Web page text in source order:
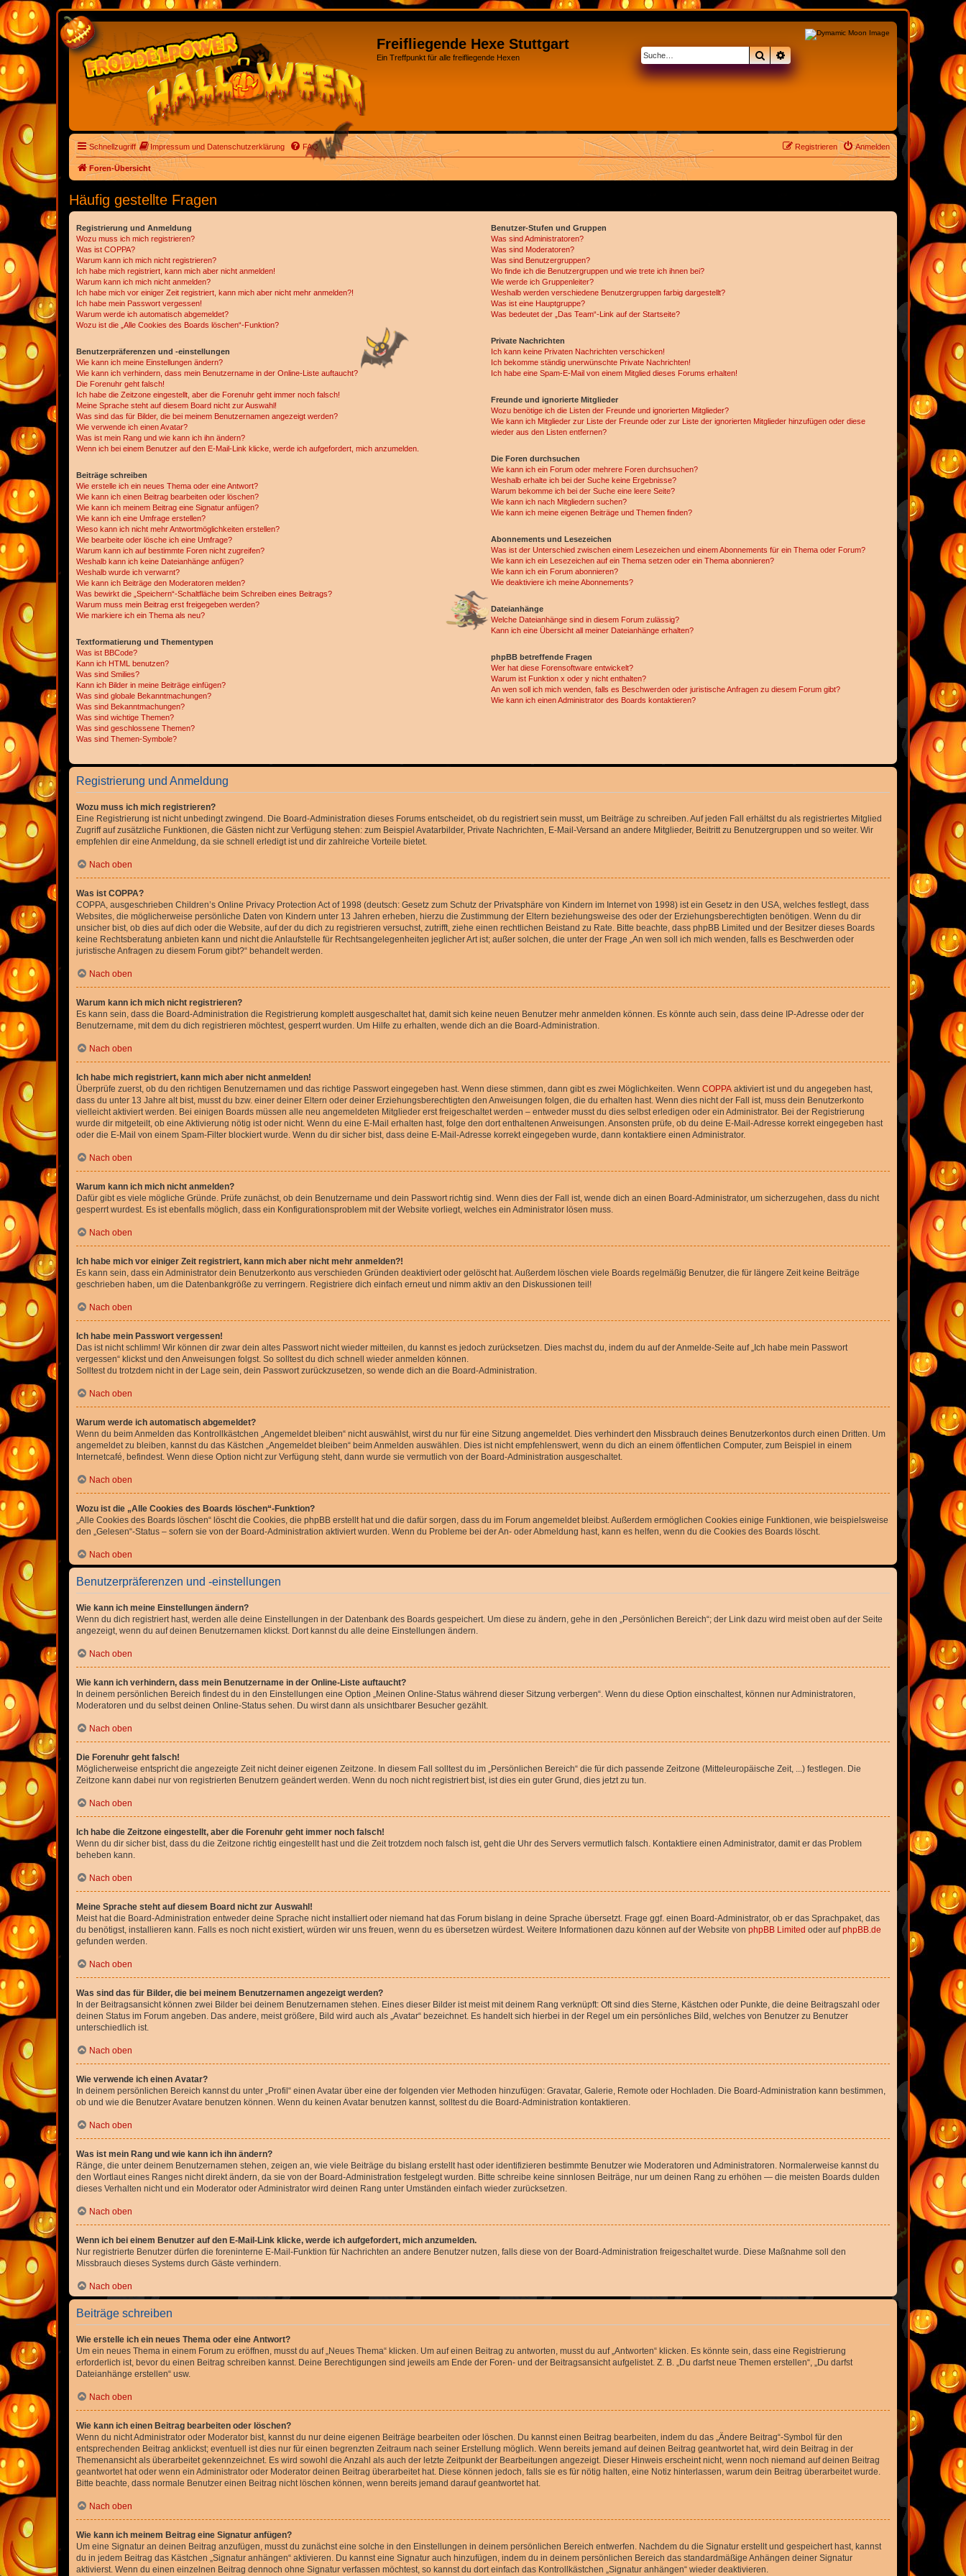
Freifliegende Hexe Stuttgart
Ein Treffpunkt für alle freifliegende Hexen SucheErweiterte Suche
Schnellzugriff Impressum und Datenschutzerklärung FAQ Anmelden
Registrieren
Foren-Übersicht
Häufig gestellte Fragen
Registrierung und Anmeldung
Wozu muss ich mich registrieren?
Was ist COPPA?
Warum kann ich mich nicht registrieren?
Ich habe mich registriert, kann mich aber nicht anmelden!
Warum kann ich mich nicht anmelden?
Ich habe mich vor einiger Zeit registriert, kann mich aber nicht mehr anmelden?!
Ich habe mein Passwort vergessen!
Warum werde ich automatisch abgemeldet?
Wozu ist die „Alle Cookies des Boards löschen“-Funktion?
Benutzerpräferenzen und -einstellungen
Wie kann ich meine Einstellungen ändern?
Wie kann ich verhindern, dass mein Benutzername in der Online-Liste auftaucht?
Die Forenuhr geht falsch!
Ich habe die Zeitzone eingestellt, aber die Forenuhr geht immer noch falsch!
Meine Sprache steht auf diesem Board nicht zur Auswahl!
Was sind das für Bilder, die bei meinem Benutzernamen angezeigt werden?
Wie verwende ich einen Avatar?
Was ist mein Rang und wie kann ich ihn ändern?
Wenn ich bei einem Benutzer auf den E-Mail-Link klicke, werde ich aufgefordert, mich anzumelden.
Beiträge schreiben
Wie erstelle ich ein neues Thema oder eine Antwort?
Wie kann ich einen Beitrag bearbeiten oder löschen?
Wie kann ich meinem Beitrag eine Signatur anfügen?
Wie kann ich eine Umfrage erstellen?
Wieso kann ich nicht mehr Antwortmöglichkeiten erstellen?
Wie bearbeite oder lösche ich eine Umfrage?
Warum kann ich auf bestimmte Foren nicht zugreifen?
Weshalb kann ich keine Dateianhänge anfügen?
Weshalb wurde ich verwarnt?
Wie kann ich Beiträge den Moderatoren melden?
Was bewirkt die „Speichern“-Schaltfläche beim Schreiben eines Beitrags?
Warum muss mein Beitrag erst freigegeben werden?
Wie markiere ich ein Thema als neu?
Textformatierung und Thementypen
Was ist BBCode?
Kann ich HTML benutzen?
Was sind Smilies?
Kann ich Bilder in meine Beiträge einfügen?
Was sind globale Bekanntmachungen?
Was sind Bekanntmachungen?
Was sind wichtige Themen?
Was sind geschlossene Themen?
Was sind Themen-Symbole?
Benutzer-Stufen und Gruppen
Was sind Administratoren?
Was sind Moderatoren?
Was sind Benutzergruppen?
Wo finde ich die Benutzergruppen und wie trete ich ihnen bei?
Wie werde ich Gruppenleiter?
Weshalb werden verschiedene Benutzergruppen farbig dargestellt?
Was ist eine Hauptgruppe?
Was bedeutet der „Das Team“-Link auf der Startseite?
Private Nachrichten
Ich kann keine Privaten Nachrichten verschicken!
Ich bekomme ständig unerwünschte Private Nachrichten!
Ich habe eine Spam-E-Mail von einem Mitglied dieses Forums erhalten!
Freunde und ignorierte Mitglieder
Wozu benötige ich die Listen der Freunde und ignorierten Mitglieder?
Wie kann ich Mitglieder zur Liste der Freunde oder zur Liste der ignorierten Mitglieder hinzufügen oder diese
wieder aus den Listen entfernen?
Die Foren durchsuchen
Wie kann ich ein Forum oder mehrere Foren durchsuchen?
Weshalb erhalte ich bei der Suche keine Ergebnisse?
Warum bekomme ich bei der Suche eine leere Seite?
Wie kann ich nach Mitgliedern suchen?
Wie kann ich meine eigenen Beiträge und Themen finden?
Abonnements und Lesezeichen
Was ist der Unterschied zwischen einem Lesezeichen und einem Abonnements für ein Thema oder Forum?
Wie kann ich ein Lesezeichen auf ein Thema setzen oder ein Thema abonnieren?
Wie kann ich ein Forum abonnieren?
Wie deaktiviere ich meine Abonnements?
Dateianhänge
Welche Dateianhänge sind in diesem Forum zulässig?
Kann ich eine Übersicht all meiner Dateianhänge erhalten?
phpBB betreffende Fragen
Wer hat diese Forensoftware entwickelt?
Warum ist Funktion x oder y nicht enthalten?
An wen soll ich mich wenden, falls es Beschwerden oder juristische Anfragen zu diesem Forum gibt?
Wie kann ich einen Administrator des Boards kontaktieren?
Registrierung und Anmeldung
Wozu muss ich mich registrieren?
Eine Registrierung ist nicht unbedingt zwingend. Die Board-Administration dieses Forums entscheidet, ob du registriert sein musst, um Beiträge zu schreiben. Auf jeden Fall erhältst du als registriertes Mitglied
Zugriff auf zusätzliche Funktionen, die Gästen nicht zur Verfügung stehen: zum Beispiel Avatarbilder, Private Nachrichten, E-Mail-Versand an andere Mitglieder, Beitritt zu Benutzergruppen und so weiter. Wir
empfehlen dir eine Anmeldung, da sie schnell erledigt ist und dir zahlreiche Vorteile bietet.
Nach oben
Was ist COPPA?
COPPA, ausgeschrieben Children’s Online Privacy Protection Act of 1998 (deutsch: Gesetz zum Schutz der Privatsphäre von Kindern im Internet von 1998) ist ein Gesetz in den USA, welches festlegt, dass
Websites, die möglicherweise persönliche Daten von Kindern unter 13 Jahren erheben, hierzu die Zustimmung der Eltern beziehungsweise des oder der Erziehungsberechtigten benötigen. Wenn du dir
unsicher bist, ob dies auf dich oder die Website, auf der du dich zu registrieren versuchst, zutrifft, ziehe einen rechtlichen Beistand zu Rate. Bitte beachte, dass phpBB Limited und der Besitzer dieses Boards
keine Rechtsberatung anbieten kann und nicht die Anlaufstelle für Rechtsangelegenheiten jeglicher Art ist; außer solchen, die unter der Frage „An wen soll ich mich wenden, falls es Beschwerden oder
juristische Anfragen zu diesem Forum gibt?“ behandelt werden.
Nach oben
Warum kann ich mich nicht registrieren?
Es kann sein, dass die Board-Administration die Registrierung komplett ausgeschaltet hat, damit sich keine neuen Benutzer mehr anmelden können. Es könnte auch sein, dass deine IP-Adresse oder der
Benutzername, mit dem du dich registrieren möchtest, gesperrt wurden. Um Hilfe zu erhalten, wende dich an die Board-Administration.
Nach oben
Ich habe mich registriert, kann mich aber nicht anmelden!
Überprüfe zuerst, ob du den richtigen Benutzernamen und das richtige Passwort eingegeben hast. Wenn diese stimmen, dann gibt es zwei Möglichkeiten. Wenn COPPA aktiviert ist und du angegeben hast,
dass du unter 13 Jahre alt bist, musst du bzw. einer deiner Eltern oder deiner Erziehungsberechtigten den Anweisungen folgen, die du erhalten hast. Wenn dies nicht der Fall ist, muss dein Benutzerkonto
vielleicht aktiviert werden. Bei einigen Boards müssen alle neu angemeldeten Mitglieder erst freigeschaltet werden – entweder musst du dies selbst erledigen oder ein Administrator. Bei der Registrierung
wurde dir mitgeteilt, ob eine Aktivierung nötig ist oder nicht. Wenn du eine E-Mail erhalten hast, folge den dort enthaltenen Anweisungen. Ansonsten prüfe, ob du deine E-Mail-Adresse korrekt eingegeben hast
oder die E-Mail von einem Spam-Filter blockiert wurde. Wenn du dir sicher bist, dass deine E-Mail-Adresse korrekt eingegeben wurde, dann kontaktiere einen Administrator.
Nach oben
Warum kann ich mich nicht anmelden?
Dafür gibt es viele mögliche Gründe. Prüfe zunächst, ob dein Benutzername und dein Passwort richtig sind. Wenn dies der Fall ist, wende dich an einen Board-Administrator, um sicherzugehen, dass du nicht
gesperrt wurdest. Es ist ebenfalls möglich, dass ein Konfigurationsproblem mit der Website vorliegt, welches ein Administrator lösen muss.
Nach oben
Ich habe mich vor einiger Zeit registriert, kann mich aber nicht mehr anmelden?!
Es kann sein, dass ein Administrator dein Benutzerkonto aus verschieden Gründen deaktiviert oder gelöscht hat. Außerdem löschen viele Boards regelmäßig Benutzer, die für längere Zeit keine Beiträge
geschrieben haben, um die Datenbankgröße zu verringern. Registriere dich einfach erneut und nimm aktiv an den Diskussionen teil!
Nach oben
Ich habe mein Passwort vergessen!
Das ist nicht schlimm! Wir können dir zwar dein altes Passwort nicht wieder mitteilen, du kannst es jedoch zurücksetzen. Dies machst du, indem du auf der Anmelde-Seite auf „Ich habe mein Passwort
vergessen“ klickst und den Anweisungen folgst. So solltest du dich schnell wieder anmelden können.
Solltest du trotzdem nicht in der Lage sein, dein Passwort zurückzusetzen, so wende dich an die Board-Administration.
Nach oben
Warum werde ich automatisch abgemeldet?
Wenn du beim Anmelden das Kontrollkästchen „Angemeldet bleiben“ nicht auswählst, wirst du nur für eine Sitzung angemeldet. Dies verhindert den Missbrauch deines Benutzerkontos durch einen Dritten. Um
angemeldet zu bleiben, kannst du das Kästchen „Angemeldet bleiben“ beim Anmelden auswählen. Dies ist nicht empfehlenswert, wenn du dich an einem öffentlichen Computer, zum Beispiel in einem
Internetcafé, befindest. Wenn diese Option nicht zur Verfügung steht, dann wurde sie vermutlich von der Board-Administration ausgeschaltet.
Nach oben
Wozu ist die „Alle Cookies des Boards löschen“-Funktion?
„Alle Cookies des Boards löschen“ löscht die Cookies, die phpBB erstellt hat und die dafür sorgen, dass du im Forum angemeldet bleibst. Außerdem ermöglichen Cookies einige Funktionen, wie beispielsweise
den „Gelesen“-Status – sofern sie von der Board-Administration aktiviert wurden. Wenn du Probleme bei der An- oder Abmeldung hast, kann es helfen, wenn du die Cookies des Boards löscht.
Nach oben
Benutzerpräferenzen und -einstellungen
Wie kann ich meine Einstellungen ändern?
Wenn du dich registriert hast, werden alle deine Einstellungen in der Datenbank des Boards gespeichert. Um diese zu ändern, gehe in den „Persönlichen Bereich“; der Link dazu wird meist oben auf der Seite
angezeigt, wenn du auf deinen Benutzernamen klickst. Dort kannst du alle deine Einstellungen ändern.
Nach oben
Wie kann ich verhindern, dass mein Benutzername in der Online-Liste auftaucht?
In deinem persönlichen Bereich findest du in den Einstellungen eine Option „Meinen Online-Status während dieser Sitzung verbergen“. Wenn du diese Option einschaltest, können nur Administratoren,
Moderatoren und du selbst deinen Online-Status sehen. Du wirst dann als unsichtbarer Besucher gezählt.
Nach oben
Die Forenuhr geht falsch!
Möglicherweise entspricht die angezeigte Zeit nicht deiner eigenen Zeitzone. In diesem Fall solltest du im „Persönlichen Bereich“ die für dich passende Zeitzone (Mitteleuropäische Zeit, ...) festlegen. Die
Zeitzone kann dabei nur von registrierten Benutzern geändert werden. Wenn du noch nicht registriert bist, ist dies ein guter Grund, dies jetzt zu tun.
Nach oben
Ich habe die Zeitzone eingestellt, aber die Forenuhr geht immer noch falsch!
Wenn du dir sicher bist, dass du die Zeitzone richtig eingestellt hast und die Zeit trotzdem noch falsch ist, geht die Uhr des Servers vermutlich falsch. Kontaktiere einen Administrator, damit er das Problem
beheben kann.
Nach oben
Meine Sprache steht auf diesem Board nicht zur Auswahl!
Meist hat die Board-Administration entweder deine Sprache nicht installiert oder niemand hat das Forum bislang in deine Sprache übersetzt. Frage ggf. einen Board-Administrator, ob er das Sprachpaket, das
du benötigst, installieren kann. Falls es noch nicht existiert, würden wir uns freuen, wenn du es übersetzen würdest. Weitere Informationen dazu können auf der Website von phpBB Limited oder aufphpBB.de
gefunden werden.
Nach oben
Was sind das für Bilder, die bei meinem Benutzernamen angezeigt werden?
In der Beitragsansicht können zwei Bilder bei deinem Benutzernamen stehen. Eines dieser Bilder ist meist mit deinem Rang verknüpft: Oft sind dies Sterne, Kästchen oder Punkte, die deine Beitragszahl oder
deinen Status im Forum angeben. Das andere, meist größere, Bild wird auch als „Avatar“ bezeichnet. Es handelt sich hierbei in der Regel um ein persönliches Bild, welches von Benutzer zu Benutzer
unterschiedlich ist.
Nach oben
Wie verwende ich einen Avatar?
In deinem persönlichen Bereich kannst du unter „Profil“ einen Avatar über eine der folgenden vier Methoden hinzufügen: Gravatar, Galerie, Remote oder Hochladen. Die Board-Administration kann bestimmen,
ob und wie die Benutzer Avatare benutzen können. Wenn du keinen Avatar benutzen kannst, solltest du die Board-Administration kontaktieren.
Nach oben
Was ist mein Rang und wie kann ich ihn ändern?
Ränge, die unter deinem Benutzernamen stehen, zeigen an, wie viele Beiträge du bislang erstellt hast oder identifizieren bestimmte Benutzer wie Moderatoren und Administratoren. Normalerweise kannst du
den Wortlaut eines Ranges nicht direkt ändern, da sie von der Board-Administration festgelegt wurden. Bitte schreibe keine sinnlosen Beiträge, nur um deinen Rang zu erhöhen — die meisten Boards dulden
dieses Verhalten nicht und ein Moderator oder Administrator wird deinen Rang unter Umständen einfach wieder zurücksetzen.
Nach oben
Wenn ich bei einem Benutzer auf den E-Mail-Link klicke, werde ich aufgefordert, mich anzumelden.
Nur registrierte Benutzer dürfen die foreninterne E-Mail-Funktion für Nachrichten an andere Benutzer nutzen, falls diese von der Board-Administration freigeschaltet wurde. Diese Maßnahme soll den
Missbrauch dieses Systems durch Gäste verhindern.
Nach oben
Beiträge schreiben
Wie erstelle ich ein neues Thema oder eine Antwort?
Um ein neues Thema in einem Forum zu eröffnen, musst du auf „Neues Thema“ klicken. Um auf einen Beitrag zu antworten, musst du auf „Antworten“ klicken. Es könnte sein, dass eine Registrierung
erforderlich ist, bevor du einen Beitrag schreiben kannst. Deine Berechtigungen sind jeweils am Ende der Foren- und der Beitragsansicht aufgelistet. Z. B. „Du darfst neue Themen erstellen“, „Du darfst
Dateianhänge erstellen“ usw.
Nach oben
Wie kann ich einen Beitrag bearbeiten oder löschen?
Wenn du nicht Administrator oder Moderator bist, kannst du nur deine eigenen Beiträge bearbeiten oder löschen. Du kannst einen Beitrag bearbeiten, indem du das „Ändere Beitrag“-Symbol für den
entsprechenden Beitrag anklickst; eventuell ist dies nur für einen begrenzten Zeitraum nach seiner Erstellung möglich. Wenn bereits jemand auf deinen Beitrag geantwortet hat, wird dein Beitrag in der
Themenansicht als überarbeitet gekennzeichnet. Es wird sowohl die Anzahl als auch der letzte Zeitpunkt der Bearbeitungen angezeigt. Dieser Hinweis erscheint nicht, wenn noch niemand auf deinen Beitrag
geantwortet hat oder wenn ein Administrator oder Moderator deinen Beitrag überarbeitet hat. Diese können jedoch, falls sie es für nötig halten, eine Notiz hinterlassen, warum dein Beitrag überarbeitet wurde.
Bitte beachte, dass normale Benutzer einen Beitrag nicht löschen können, wenn bereits jemand darauf geantwortet hat.
Nach oben
Wie kann ich meinem Beitrag eine Signatur anfügen?
Um eine Signatur an deinen Beitrag anzufügen, musst du zunächst eine solche in den Einstellungen in deinem persönlichen Bereich entwerfen. Nachdem du die Signatur erstellt und gespeichert hast, kannst
du in jedem Beitrag das Kästchen „Signatur anhängen“ aktivieren. Du kannst eine Signatur auch hinzufügen, indem du in deinem persönlichen Bereich das standardmäßige Anhängen deiner Signatur
aktivierst. Wenn du einen einzelnen Beitrag dennoch ohne Signatur verfassen möchtest, so kannst du dort einfach das Kontrollkästchen „Signatur anhängen“ wieder deaktivieren.